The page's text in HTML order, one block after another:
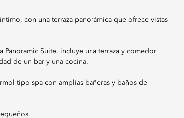
con una terraza panorámica que ofrece vistas
Suite, incluye una terraza y comedor
de un bar y una cocina.
tipo spa con amplias bañeras y baños de